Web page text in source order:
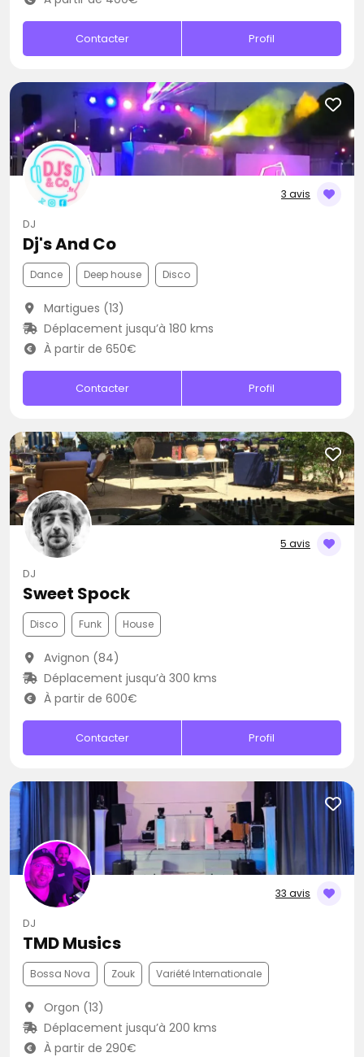
Contacter Profil
3 avis
DJ
Dj's And Co
Dance Deep house Disco
Martigues (13)
Déplacement jusqu’à 180 kms
À partir de 650€
Contacter Profil
5 avis
DJ
Sweet Spock
Disco Funk House
Avignon (84)
Déplacement jusqu’à 300 kms
À partir de 600€
Contacter Profil
33 avis
DJ
TMD Musics
Bossa Nova Zouk Variété Internationale
Orgon (13)
Déplacement jusqu’à 200 kms
À partir de 290€